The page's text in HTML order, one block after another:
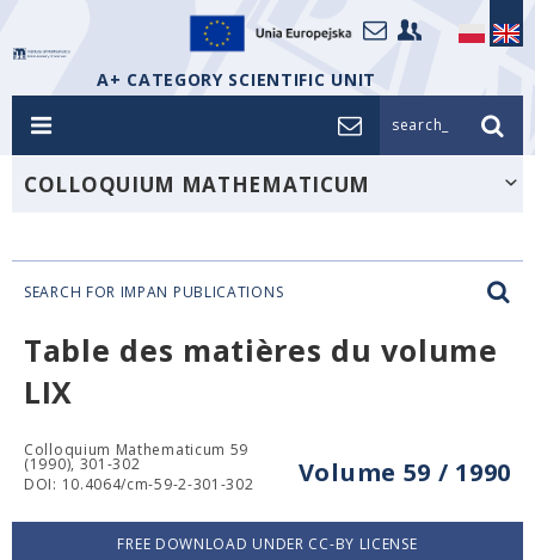
A+ CATEGORY SCIENTIFIC UNIT
search_
COLLOQUIUM MATHEMATICUM
SEARCH FOR IMPAN PUBLICATIONS
Table des matières du volume
LIX
Volume 59 / 1990
Colloquium Mathematicum 59
(1990), 301-302
DOI: 10.4064/cm-59-2-301-302
FREE DOWNLOAD UNDER CC-BY LICENSE